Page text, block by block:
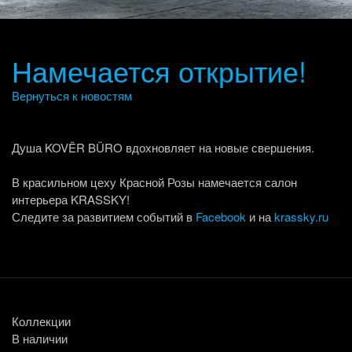
Намечается открытие!
Вернуться к новостям
Душа KOVËR BÜRO вдохновляет на новые свершения.
В красильном цеху Красной Розы намечается салон
интерьера KRASSKY!
Следите за развитием событий в Facebook и наkrassky.ru
Коллекции
В наличии